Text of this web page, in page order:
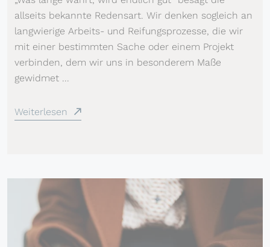
allseits bekannte Redensart. Wir denken sogleich an
langwierige Arbeits- und Reifungsprozesse, die wir
mit einer bestimmten Sache oder einem Projekt
verbinden, dem wir uns in besonderem Maße
gewidmet ...
Weiterlesen